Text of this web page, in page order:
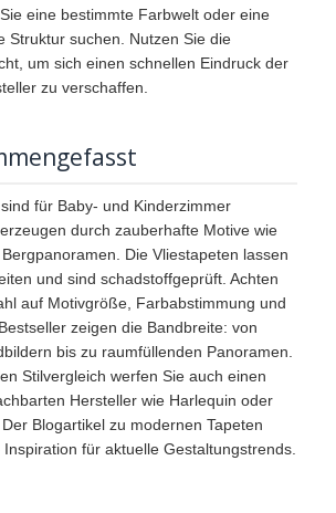
eine bestimmte Farbwelt oder eine
Struktur suchen. Nutzen Sie die
um sich einen schnellen Eindruck der
zu verschaffen.
für Baby- und Kinderzimmer
durch zauberhafte Motive wie
Die Vliestapeten lassen
und sind schadstoffgeprüft. Achten
auf Motivgröße, Farbabstimmung und
zeigen die Bandbreite: von
bis zu raumfüllenden Panoramen.
Stilvergleich werfen Sie auch einen
Hersteller wie Harlequin oder
Blogartikel zu modernen Tapeten
für aktuelle Gestaltungstrends.